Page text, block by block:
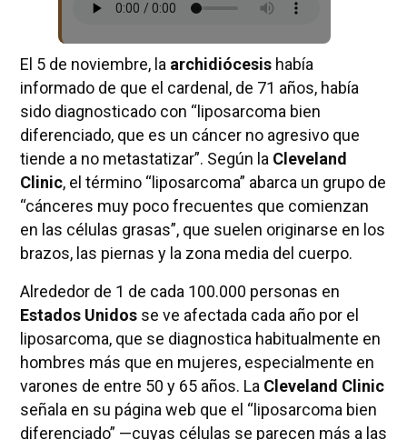
El 5 de noviembre, la archidiócesishabía
informado de que el cardenal, de 71 años, había
sido diagnosticado con “liposarcoma bien
diferenciado, que es un cáncer no agresivo que
tiende a no metastatizar”. Según la Cleveland
Clinic, el término “liposarcoma” abarca un grupo de
“cánceres muy poco frecuentes que comienzan
en las células grasas”, que suelen originarse en los
brazos, las piernas y la zona media del cuerpo.
Alrededor de 1 de cada 100.000 personas en
Estados Unidosse ve afectada cada año por el
liposarcoma, que se diagnostica habitualmente en
hombres más que en mujeres, especialmente en
varones de entre 50 y 65 años. La Cleveland Clinic
señala en su página web que el “liposarcoma bien
diferenciado” —cuyas células se parecen más a las